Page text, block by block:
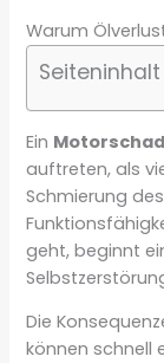
Warum
Seiteninhalt
Ein
auftreten, als
Schmierung
geht, beginnt
Die
können schnell